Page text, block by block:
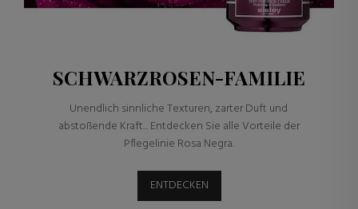
SCHWARZROSEN-FAMILIE
Unendlich sinnliche Texturen, zarter Duft und
abstoßende Kraft... Entdecken Sie alle Vorteile der
Pflegelinie Rosa Negra.
ENTDECKEN